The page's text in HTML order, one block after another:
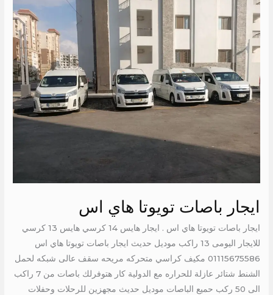
ايجار باصات تويوتا هاي اس
ايجار باصات تويوتا هاي اس . ايجار هايس 14 كرسي هايس 13 كرسي
للايجار اليومى 13 راكب موديل حديث ايجار باصات تويوتا هاي اس
01115675586 مكيف كراسي متحركه مريحه سقف عالى شبكه لحمل
الشنط شتائر عازلة للحراره مع الدولية كار هتوفرلك باصات من 7 راكب
الى 50 ركب حميع الباصات موديل حديث مجهزين للرحلات وحفلات
ايجار
باصات
تويوتا
هاي